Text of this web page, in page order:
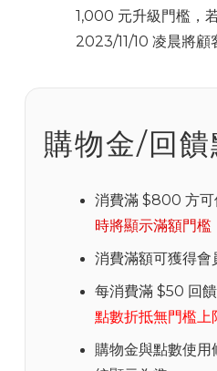
1,000 元升級門檻，
2023/11/10 凌晨將顧
購物金/回饋
消費滿 $800 方可
時將顯示滿額門檻
消費滿額可獲得會
每消費滿 $50 回饋
點數折抵無門檻上
購物金與點數使用